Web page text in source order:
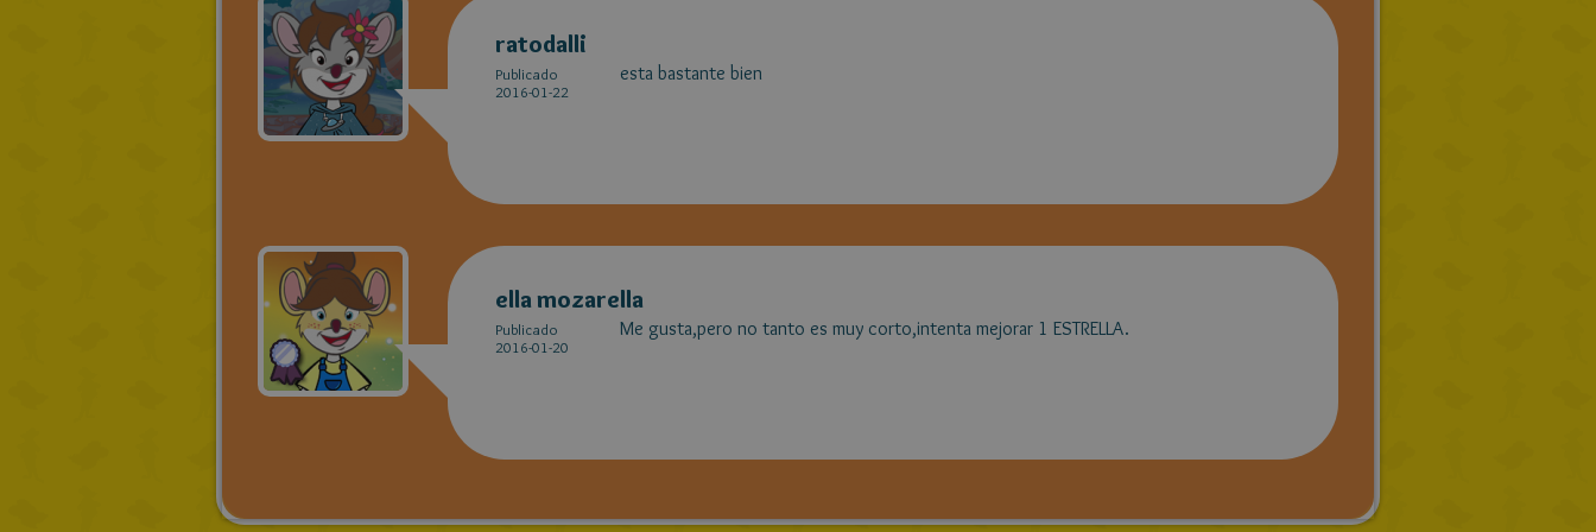
ratodalli
Publicado
2016-01-22
esta bastante bien
ella mozarella
Publicado
2016-01-20
Me gusta,pero no tanto es muy corto,intenta mejorar 1 ESTRELLA.